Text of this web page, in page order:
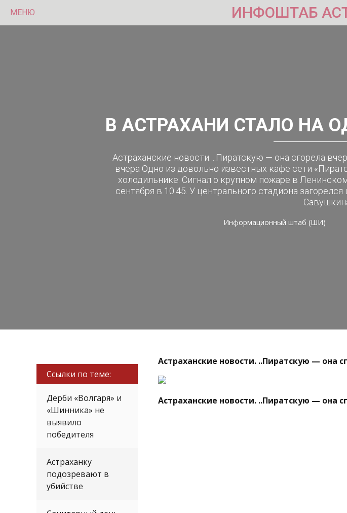
МЕНЮ ИНФОШТАБ
В АСТРАХАНИ СТАЛО НА
Астраханские новости. ..Пиратскую — она сгорела
вчера Одно из довольно известных кафе сети
холодильнике. Сигнал о крупном пожаре в
сентября в 10.45. У центрального стадиона
Информационный штаб (ШИ)
Ссылки по теме:
Дерби «Волгаря» и
«Шинника» не
выявило
победителя
Астраханку
подозревают в
убийстве
Астраханские новости. ..Пиратскую — она
Астраханские новости. ..Пиратскую — она